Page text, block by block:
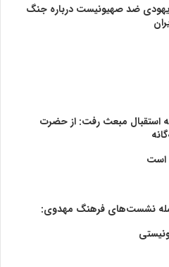
یهودی ضد صهیونیست درباره جنگ
استقبال مبعث رفت: از حضرت
است
نشست‌های فرهنگ مهدوی:‌